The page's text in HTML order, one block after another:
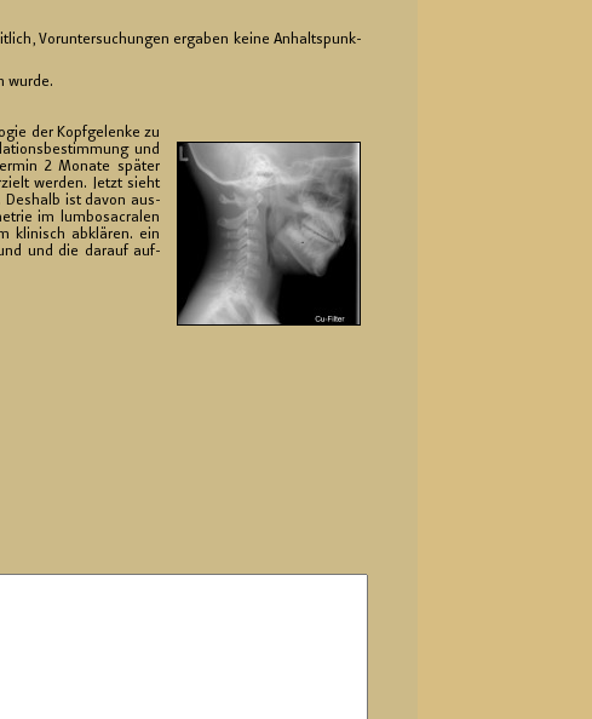
Vor­un­ter­su­chun­gen er­ga­ben keine An­halts­punk­
wurde.
der Kopf­ge­len­ke zu
und
2 Mo­na­te spä­ter
wer­den. Jetzt sieht
Des­halb ist davon aus­
im lum­bo­sa­cra­len
kli­nisch ab­klä­ren. ein
und die dar­auf auf­